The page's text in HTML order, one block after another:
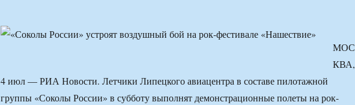
МОС
КВА,
4 июл — РИА Новости. Летчики Липецкого авиацентра в составе пилотажной
группы «Соколы России» в субботу выполнят демонстрационные полеты на рок-